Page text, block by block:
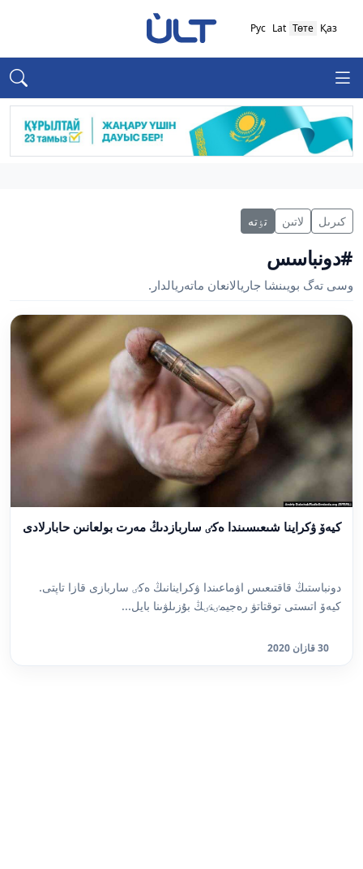
Қаз
Төте
Lat
Рус
كىرىل لاتىن تٶتە
#دونباسس
وسى تەگ بويىنشا جاريالانعان ماتەريالدار.
كيەۆ ۋكراينا شىعىسىندا ەكٸ ساربازدىڭ مەرت بولعانىن حابارلادى
دونباستىڭ قاقتىعىس اۋماعىندا ۋكراينانىڭ ەكٸ ساربازى قازا تاپتى.
كيەۆ اتىستى توقتاتۋ رەجيمٸنٸڭ بۇزىلۋىنا بايل...
30 قازان 2020